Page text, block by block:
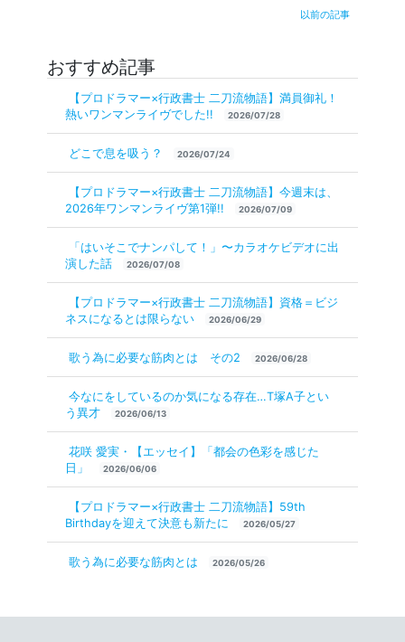
以前の記事
おすすめ記事
【プロドラマー×行政書士 二刀流物語】満員御礼！
熱いワンマンライヴでした!!
2026/07/28
どこで息を吸う？ 2026/07/24
【プロドラマー×行政書士 二刀流物語】今週末は、
2026年ワンマンライヴ第1弾!!
2026/07/09
「はいそこでナンパして！」〜カラオケビデオに出
演した話
2026/07/08
【プロドラマー×行政書士 二刀流物語】資格＝ビジ
ネスになるとは限らない
2026/06/29
歌う為に必要な筋肉とは その2 2026/06/28
今なにをしているのか気になる存在…T塚A子とい
う異才
2026/06/13
花咲 愛実・【エッセイ】「都会の色彩を感じた
日」
2026/06/06
【プロドラマー×行政書士 二刀流物語】59th
Birthdayを迎えて決意も新たに
2026/05/27
歌う為に必要な筋肉とは 2026/05/26